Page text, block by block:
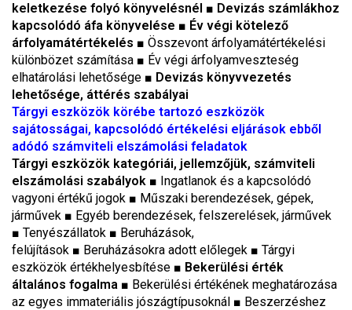
keletkezése folyó könyvelésnél ■ Devizás számlákhoz
kapcsolódó áfa könyvelése ■ Év végi kötelező
árfolyamátértékelés ■ Összevont árfolyamátértékelési
különbözet számítása ■ Év végi árfolyamveszteség
elhatárolási lehetősége ■ Devizás könyvvezetés
lehetősége, áttérés szabályai
Tárgyi eszközök körébe tartozó eszközök
sajátosságai, kapcsolódó értékelési eljárások ebből
adódó számviteli elszámolási feladatok
Tárgyi eszközök kategóriái, jellemzőjük, számviteli
elszámolási szabályok ■ Ingatlanok és a kapcsolódó
vagyoni értékű jogok ■ Műszaki berendezések, gépek,
járművek ■ Egyéb berendezések, felszerelések, járművek
■ Tenyészállatok ■ Beruházások,
felújítások ■ Beruházásokra adott előlegek ■ Tárgyi
eszközök értékhelyesbítése ■ Bekerülési érték
általános fogalma ■ Bekerülési értékének meghatározása
az egyes immateriális jószágtípusoknál ■ Beszerzéshez